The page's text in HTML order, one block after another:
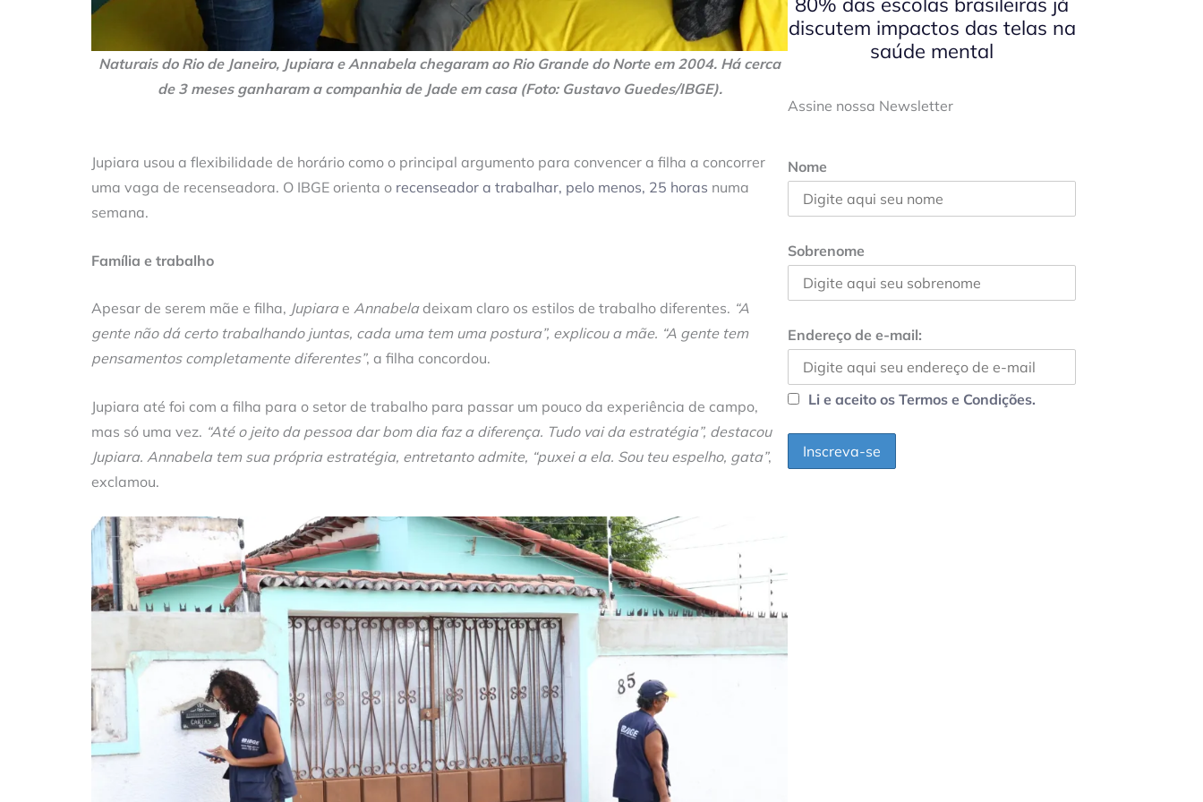
Naturais do Rio de Janeiro, Jupiara e Annabela chegaram ao Rio Grande do Norte em 2004. Há cerca
de 3 meses ganharam a companhia de Jade em casa (Foto: Gustavo Guedes/IBGE).
Jupiara usou a flexibilidade de horário como o principal argumento para convencer a filha a concorrer
uma vaga de recenseadora. O IBGE orienta o recenseador a trabalhar, pelo menos, 25 horas numa
semana.
Família e trabalho
Apesar de serem mãe e filha, Jupiarae Annabeladeixam claro os estilos de trabalho diferentes. “A
gente não dá certo trabalhando juntas, cada uma tem uma postura”, explicou a mãe. “A gente tem
pensamentos completamente diferentes”, a filha concordou.
Jupiara até foi com a filha para o setor de trabalho para passar um pouco da experiência de campo,
mas só uma vez. “Até o jeito da pessoa dar bom dia faz a diferença. Tudo vai da estratégia”, destacou
Jupiara. Annabela tem sua própria estratégia, entretanto admite, “puxei a ela. Sou teu espelho, gata”,
exclamou.
discutem impactos das telas na
saúde mental
Assine nossa Newsletter
Nome
Sobrenome
Endereço de e-mail:
Li e aceito os Termos e Condições.